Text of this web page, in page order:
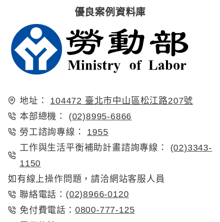
優良案例資料庫
地址：
104472 臺北市中山區松江路207號
本部總機：
(02)8995-6866
勞工諮詢專線：
1955
工作與生活平衡補助計畫諮詢專線：
(02)3343-
1150
如有線上操作問題，請洽網站客服人員
聯絡電話： (02)8966-0120
免付費電話： 0800-777-125